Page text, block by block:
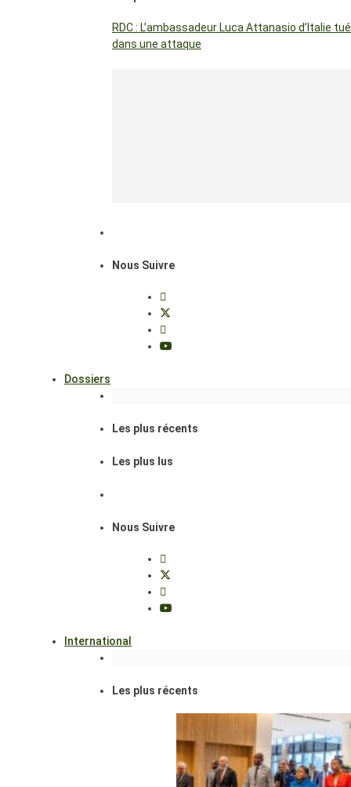
RDC : L’ambassadeur Luca Attanasio d’Italie tué
dans une attaque
Nous Suivre
Dossiers
Les plus récents
Les plus lus
Nous Suivre
International
Les plus récents